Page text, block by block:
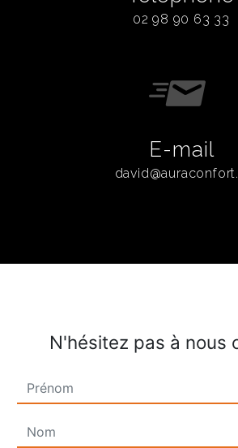
02 98 90 63 33
E-mail
N'hésitez pas à nous